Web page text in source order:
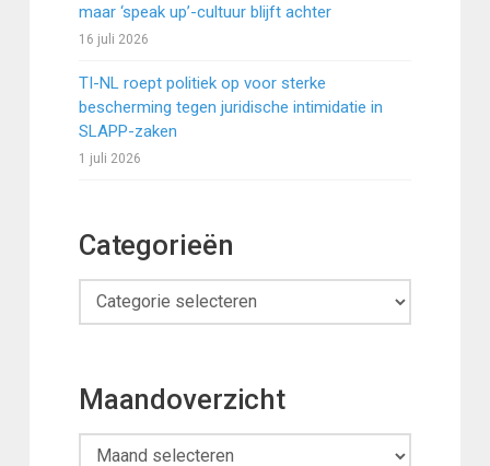
maar ‘speak up’-cultuur blijft achter
16 juli 2026
TI-NL roept politiek op voor sterke
bescherming tegen juridische intimidatie in
SLAPP-zaken
1 juli 2026
Categorieën
Categorieën
Maandoverzicht
Maandoverzicht